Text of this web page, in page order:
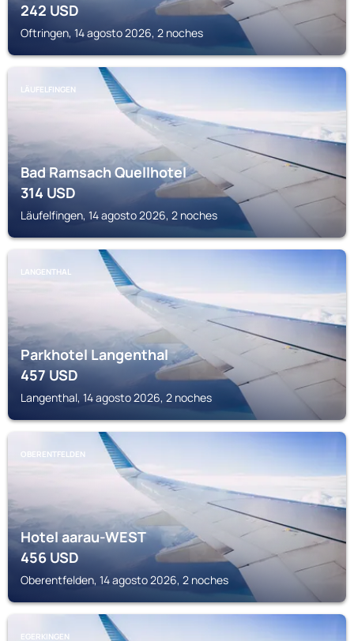
242USD
Oftringen, 14 agosto 2026, 2 noches
LÄUFELFINGEN
Bad Ramsach Quellhotel
314USD
Läufelfingen, 14 agosto 2026, 2 noches
LANGENTHAL
Parkhotel Langenthal
457USD
Langenthal, 14 agosto 2026, 2 noches
OBERENTFELDEN
Hotel aarau-WEST
456USD
Oberentfelden, 14 agosto 2026, 2 noches
EGERKINGEN